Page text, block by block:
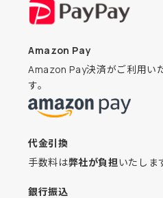
Amazon Pay
Amazon Pay決済がご利用い
す。
代金引換
手数料は弊社が負担いたしま
銀行振込